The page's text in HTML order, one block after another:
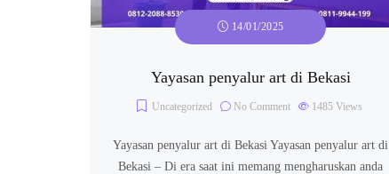
14/01/2025
Yayasan penyalur art di Bekasi
Uncategorized No Comment 1485 Views
Yayasan penyalur art di Bekasi Yayasan penyalur art di
Bekasi – Di era saat ini memang mengharuskan anda